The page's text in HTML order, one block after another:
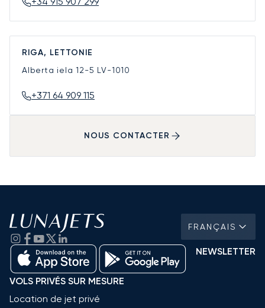
RIGA, LETTONIE
Alberta iela 12-5 LV-1010
+371 64 909 115
NOUS CONTACTER
FRANÇAIS
NEWSLETTER
VOLS PRIVÉS SUR MESURE
Location de jet privé